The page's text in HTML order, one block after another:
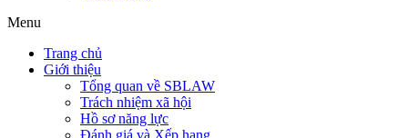
Menu
Trang chủ
Giới thiệu
Tổng quan về SBLAW
Trách nhiệm xã hội
Hồ sơ năng lực
Đánh giá và Xếp hạng